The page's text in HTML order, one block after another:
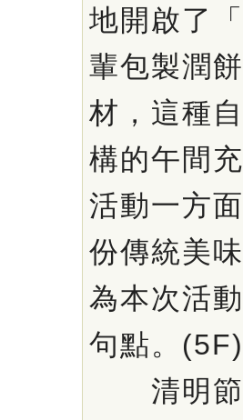
地開啟了
輩包製潤
材，這種
構的午間
活動一方
份傳統美
為本次活
句點。(5F)
清明節